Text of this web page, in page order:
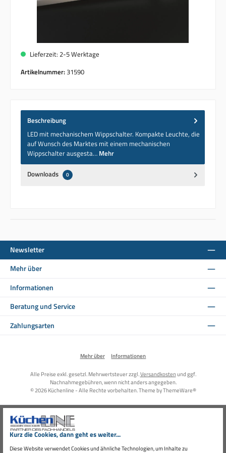
Kurz die Cookies, dann geht es weiter...
Diese Website verwendet Cookies und ähnliche Technologien, um Inhalte zu
Lieferzeit: 2-5 Werktage
Artikelnummer:31590
Beschreibung
LED mit mechanischem Wippschalter. Kompakte Leuchte, die
auf Wunsch des Marktes mit einem mechanischen
Wippschalter ausgesta… Mehr
Downloads 0
Newsletter
Mehr über
Informationen
Beratung und Service
Zahlungsarten
Mehr über Informationen
Alle Preise exkl. gesetzl. Mehrwertsteuer zzgl.Versandkostenund ggf.
Nachnahmegebühren, wenn nicht anders angegeben.
© 2026 Küchenline - Alle Rechte vorbehalten. Theme byThemeWare®